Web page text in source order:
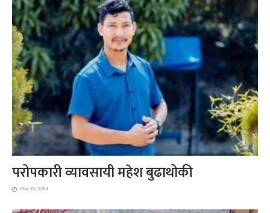
परोपकारी व्यावसायी महेश बुढाथोकी
May 26, 2024